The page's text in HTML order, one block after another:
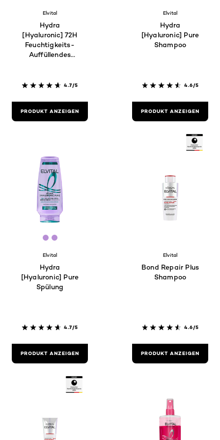
Elvital
Hydra
[Hyaluronic] 72H
Feuchtigkeits-
Auffüllendes
4.7/5
PRODUKT ANZEIGEN
Elvital
Hydra
[Hyaluronic] Pure
Shampoo
4.6/5
PRODUKT ANZEIGEN
[Color]: #b78ed5
[Color]: #b78ed5
Elvital
Hydra
[Hyaluronic] Pure
Spülung
4.7/5
PRODUKT ANZEIGEN
Elvital
Bond Repair Plus
Shampoo
4.6/5
PRODUKT ANZEIGEN